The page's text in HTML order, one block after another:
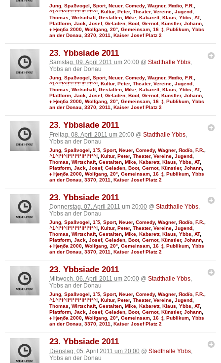
Jung Spaßvogel Sport, Neuer, Comedy, Wagner, Яαdϊo F.R.
^1^!°!^!!°!°!°!°!!°!°!°^! Kultur, Peter, Theater, Vereine Jugend
Thomas
Wirtschaft, Gestalten Mike Kabarett, Klaus Ybbs AT,
Plattform Jack Josef, Geladen Boot, Gernot, Künstler, Johann
♦ Ңөηба 2000 Wolfgang 20° Gemeinsam 16 :) Publikum Ybbs
an der Donau 3370 2011 Kaiser Josef Platz 2
23. Ybbsiade 2011
Samstag, 09. April 2011 um 20:00 @ Stadthalle Ybbs,
Ybbs an der Donau
Jung, Spaßvogel , Sport, Neuer, Comedy, Wagner, Яαdϊo, F.R.,
^1^!°!^!!°!°!°!°!!°!°!°^!, Kultur, Peter, Theater, Vereine, Jugend,
Thomas, Wirtschaft, Gestalten, Mike, Kabarett, Klaus, Ybbs, AT,
Plattform, Jack, Josef, Geladen, Boot, Gernot, Künstler, Johann,
♦ Ңөηба 2000, Wolfgang, 20°, Gemeinsam, 16 :), Publikum, Ybbs
an der Donau, 3370, 2011, Kaiser Josef Platz 2
23. Ybbsiade 2011
Freitag, 08. April 2011 um 20:00 @ Stadthalle Ybbs
Ybbs an der Donau
Jung Spaßvogel 1´5 Sport, Neuer, Comedy, Wagner, Яαdϊo F.R.
^1^!°!^!!°!°!°!°!!°!°!°^! Kultur, Peter, Theater, Vereine Jugend
Thomas
Wirtschaft, Gestalten Mike Kabarett, Klaus Ybbs AT,
Plattform Jack Josef, Geladen Boot, Gernot, Künstler, Johann
♦ Ңөηба 2000 Wolfgang 20° Gemeinsam 16 :) Publikum Ybbs
an der Donau 3370 2011 Kaiser Josef Platz 2
23. Ybbsiade 2011
Donnerstag, 07. April 2011 um 20:00 @ Stadthalle Ybbs,
Ybbs an der Donau
Jung Spaßvogel 1´5 Sport, Neuer, Comedy, Wagner, Яαdϊo F.R.
^1^!°!^!!°!°!°!°!!°!°!°^! Kultur, Peter, Theater, Vereine Jugend
Thomas
Wirtschaft, Gestalten Mike Kabarett, Klaus Ybbs AT,
Plattform Jack Josef, Geladen Boot, Gernot, Künstler, Johann
♦ Ңөηба 2000 Wolfgang 20° Gemeinsam 16 :) Publikum Ybbs
an der Donau 3370 2011 Kaiser Josef Platz 2
23. Ybbsiade 2011
Mittwoch, 06. April 2011 um 20:00 @ Stadthalle Ybbs,
Ybbs an der Donau
Jung, Spaßvogel , 1´5, Sport, Neuer, Comedy, Wagner, Яαdϊo, F.R.,
^1^!°!^!!°!°!°!°!!°!°!°^!, Kultur, Peter, Theater, Vereine, Jugend,
Thomas, Wirtschaft, Gestalten, Mike, Kabarett, Klaus, Ybbs, AT,
Plattform, Jack, Josef, Geladen, Boot, Gernot, Künstler, Johann,
♦ Ңөηба 2000, Wolfgang, 20°, Gemeinsam, 16 :), Publikum, Ybbs
an der Donau, 3370, 2011, Kaiser Josef Platz 2
23. Ybbsiade 2011
Dienstag, 05. April 2011 um 20:00 @ Stadthalle Ybbs,
Ybbs an der Donau